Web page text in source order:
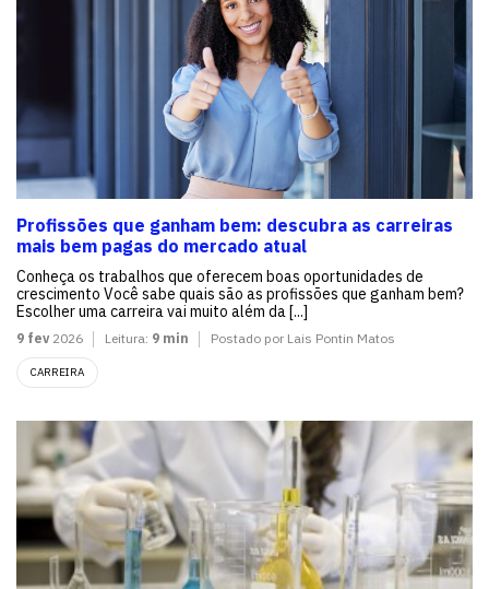
Profissões que ganham bem: descubra as carreiras
mais bem pagas do mercado atual
Conheça os trabalhos que oferecem boas oportunidades de
crescimento Você sabe quais são as profissões que ganham bem?
Escolher uma carreira vai muito além da [...]
9 fev2026 Leitura: 9 min Postado por Lais Pontin Matos
CARREIRA